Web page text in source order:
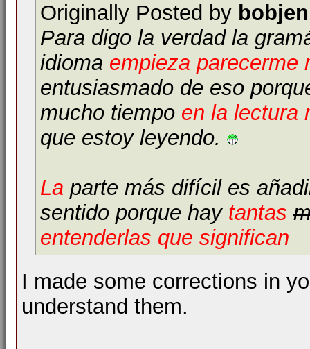
Originally Posted by
Para digo la verdad la
idioma empieza parecerme
entusiasmado de eso
mucho tiempo en la lectura
que estoy leyendo.
La parte más difícil es
sentido porque hay tantas
entenderlas que significan
I made some corrections in
understand them.